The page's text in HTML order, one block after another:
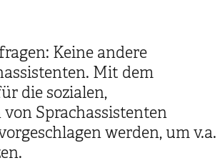
Keine andere
Mit dem
die sozialen,
Sprachassistenten
werden, um v.a.